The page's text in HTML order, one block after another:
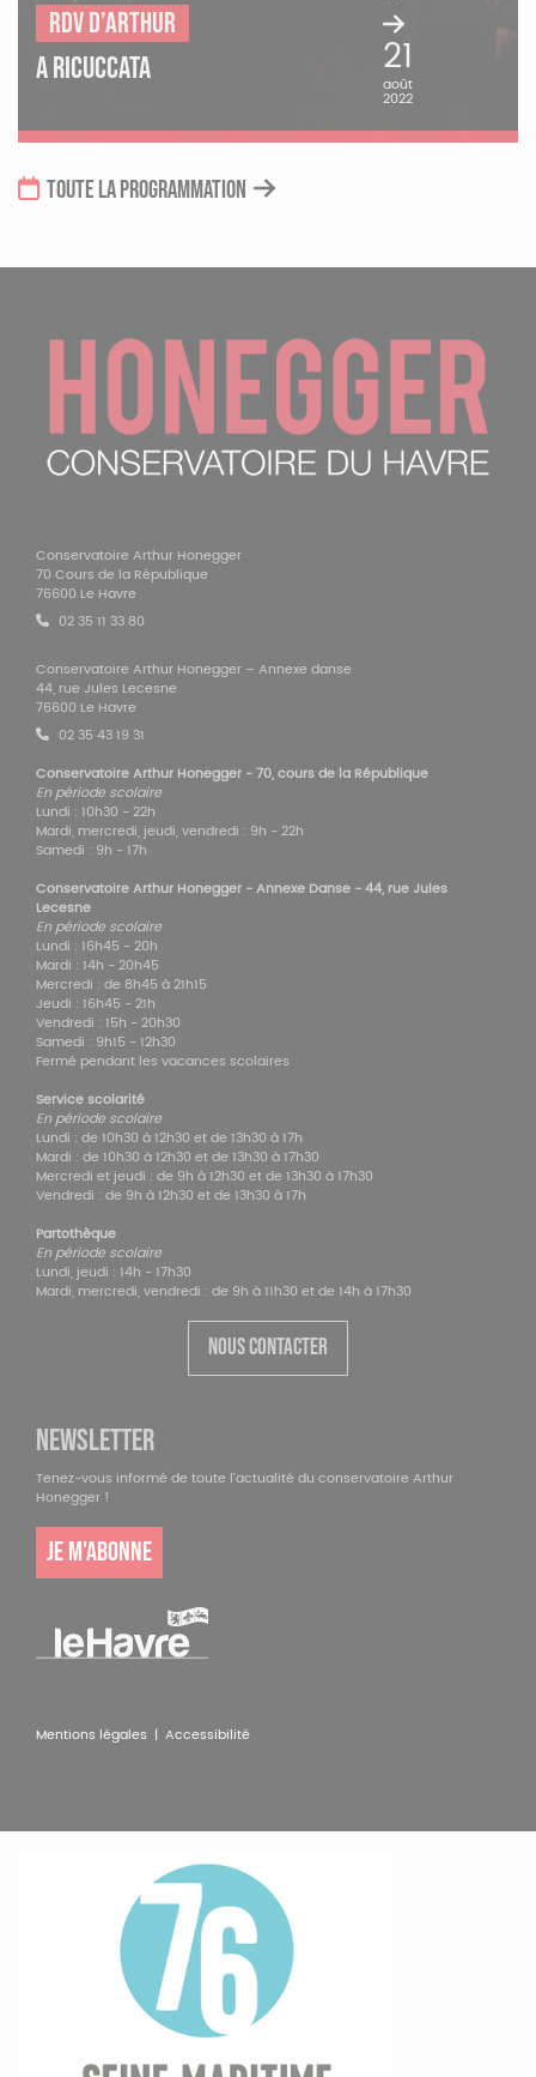
RDV d’Arthur
A RICUCCATA 21
août
2022
TOUTE LA PROGRAMMATION
Conservatoire Arthur Honegger
70 Cours de la République
76600 Le Havre
02 35 11 33 80
Conservatoire Arthur Honegger – Annexe danse
44, rue Jules Lecesne
76600 Le Havre
02 35 43 19 31
Conservatoire Arthur Honegger - 70, cours de la République
En période scolaire
Lundi : 10h30 - 22h
Mardi, mercredi, jeudi, vendredi : 9h - 22h
Samedi : 9h - 17h
Conservatoire Arthur Honegger - Annexe Danse - 44, rue Jules
Lecesne
En période scolaire
Lundi : 16h45 - 20h
Mardi : 14h - 20h45
Mercredi : de 8h45 à 21h15
Jeudi : 16h45 - 21h
Vendredi : 15h - 20h30
Samedi : 9h15 - 12h30
Fermé pendant les vacances scolaires
Service scolarité
En période scolaire
Lundi : de 10h30 à 12h30 et de 13h30 à 17h
Mardi : de 10h30 à 12h30 et de 13h30 à 17h30
Mercredi et jeudi : de 9h à 12h30 et de 13h30 à 17h30
Vendredi : de 9h à 12h30 et de 13h30 à 17h
Partothèque
En période scolaire
Lundi, jeudi : 14h - 17h30
Mardi, mercredi, vendredi : de 9h à 11h30 et de 14h à 17h30
NOUS CONTACTER
NEWSLETTER
Tenez-vous informé de toute l'actualité du conservatoire Arthur
Honegger !
JE M'ABONNE
Pied
Mentions légales | Accessibilité